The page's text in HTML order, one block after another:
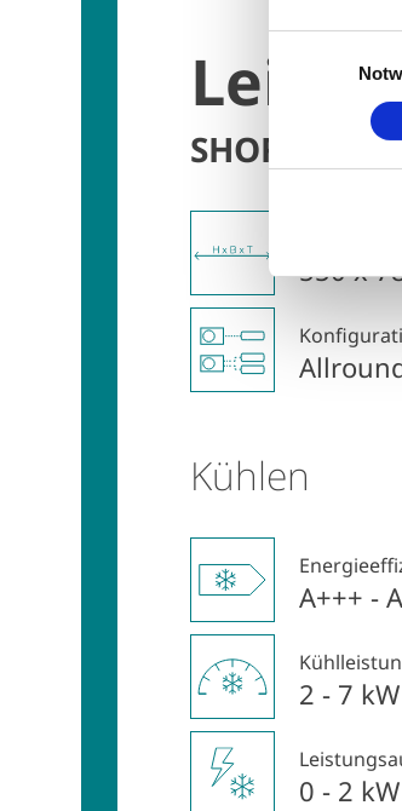
SHORAI
550 x
Kühlen
A+++ -
2 - 7 kW
0 - 2 kW